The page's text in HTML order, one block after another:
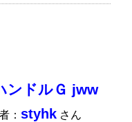
ンドルＧ jww
：styhk さん